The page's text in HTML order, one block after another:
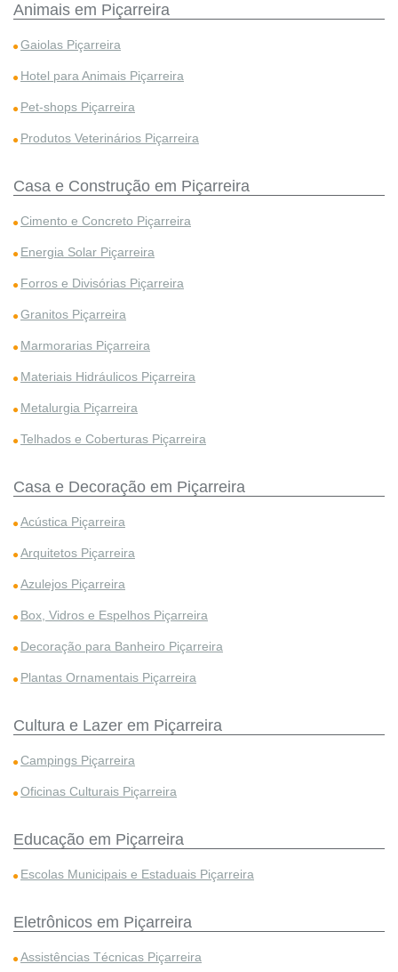
Animais em Piçarreira
Gaiolas Piçarreira
Hotel para Animais Piçarreira
Pet-shops Piçarreira
Produtos Veterinários Piçarreira
Casa e Construção em Piçarreira
Cimento e Concreto Piçarreira
Energia Solar Piçarreira
Forros e Divisórias Piçarreira
Granitos Piçarreira
Marmorarias Piçarreira
Materiais Hidráulicos Piçarreira
Metalurgia Piçarreira
Telhados e Coberturas Piçarreira
Casa e Decoração em Piçarreira
Acústica Piçarreira
Arquitetos Piçarreira
Azulejos Piçarreira
Box, Vidros e Espelhos Piçarreira
Decoração para Banheiro Piçarreira
Plantas Ornamentais Piçarreira
Cultura e Lazer em Piçarreira
Campings Piçarreira
Oficinas Culturais Piçarreira
Educação em Piçarreira
Escolas Municipais e Estaduais Piçarreira
Eletrônicos em Piçarreira
Assistências Técnicas Piçarreira